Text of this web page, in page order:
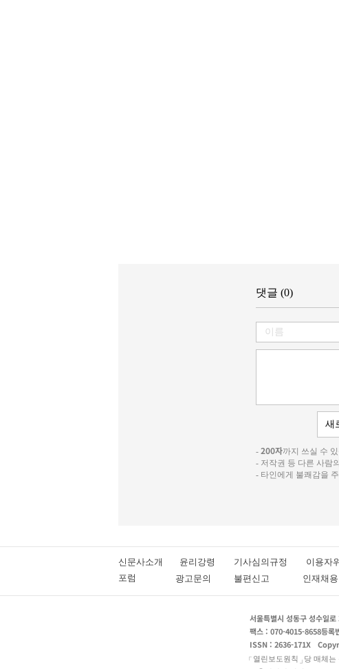
댓글 (0)
- 200자까지 쓰실 수
- 저작권 등 다른 사람
- 타인에게 불쾌감을
신문사소개 윤리강령 기사심의규정 이용
포럼
광고문의 불편신고 인재
서울특별시 성동구 성수일
팩스 : 070-4015-8658등록
ISSN : 2636-171X
열린보도원칙 당 매체는